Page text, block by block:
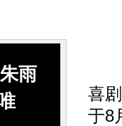
雨
喜
于8